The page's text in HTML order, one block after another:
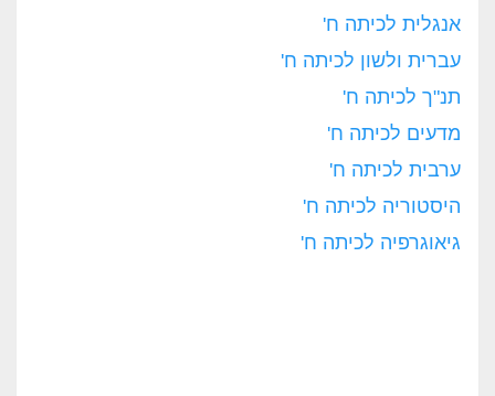
אנגלית לכיתה ח'
עברית ולשון לכיתה ח'
תנ"ך לכיתה ח'
מדעים לכיתה ח'
ערבית לכיתה ח'
היסטוריה לכיתה ח'
גיאוגרפיה לכיתה ח'